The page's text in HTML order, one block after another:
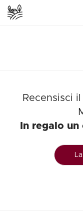
Recensisci
In regalo